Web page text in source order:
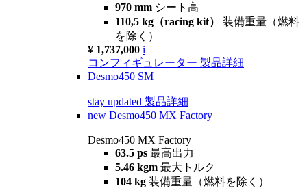
970 mm シート高
110,5 kg（racing kit） 装備重量（燃料
を除く）
¥ 1,737,000 i
コンフィギュレーター 製品詳細
Desmo450 SM
stay updated 製品詳細
new Desmo450 MX Factory
Desmo450 MX Factory
63.5 ps 最高出力
5.46 kgm 最大トルク
104 kg 装備重量（燃料を除く）